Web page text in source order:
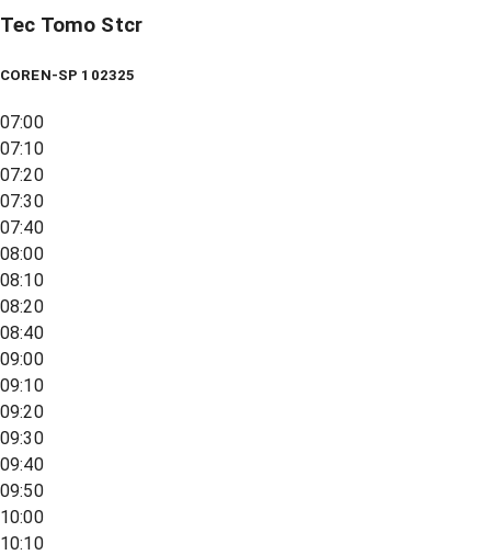
Tec Tomo Stcr
COREN-SP 102325
07:00
07:10
07:20
07:30
07:40
08:00
08:10
08:20
08:40
09:00
09:10
09:20
09:30
09:40
09:50
10:00
10:10